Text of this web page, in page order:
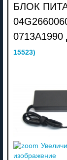
БЛОК
15523)
изображение